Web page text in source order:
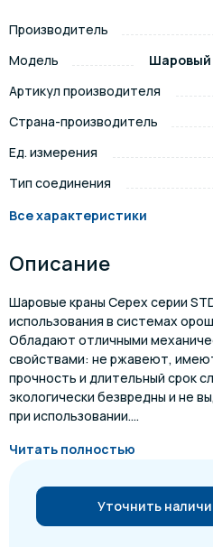
Производитель
Модель
Шаровый
Артикул производителя
Страна-производитель
Ед. измерения
Тип соединения
Все характеристики
Описание
Шаровые краны Cepex серии
использования в системах
Обладают отличными
свойствами: не ржавеют,
прочность и длительный срок
экологически безвредны и не
при использовании....
Читать полностью
Уточнить